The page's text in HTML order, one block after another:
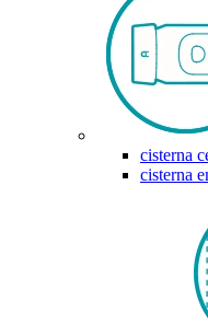
cisterna
cisterna